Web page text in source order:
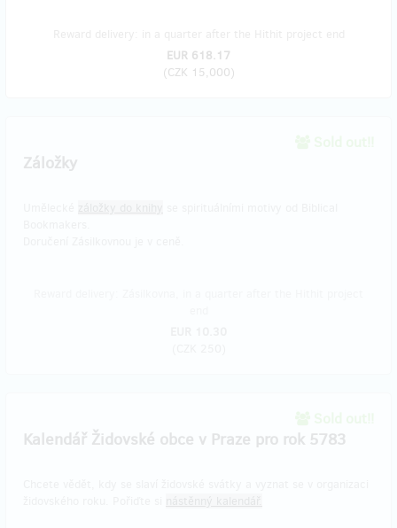
EUR 618.17
(CZK 15,000)
Záložky
Kalendář Židovské obce v Praze pro rok 5783